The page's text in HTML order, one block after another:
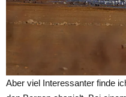
Aber viel Interessanter finde